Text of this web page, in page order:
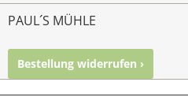
PAUL´S MÜHLE
Bestellung widerrufen ›